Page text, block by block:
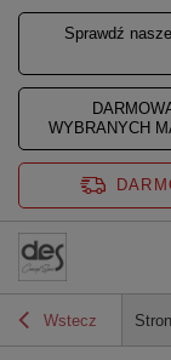
Sprawdź
WYBRANYCH
Wstecz